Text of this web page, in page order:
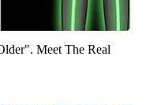
Meet The Real